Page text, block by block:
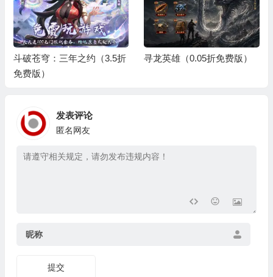
斗破苍穹：三年之约（3.5折
免费版）
寻龙英雄（0.05折免费版）
发表评论
匿名网友
昵称
提交